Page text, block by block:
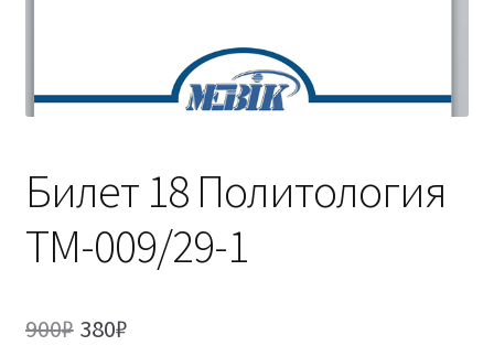
38.04.04 Государственное и муниципальное
Билет 18 Политология
ТМ-009/29-1
900₽ Первоначальная
380₽Текущая